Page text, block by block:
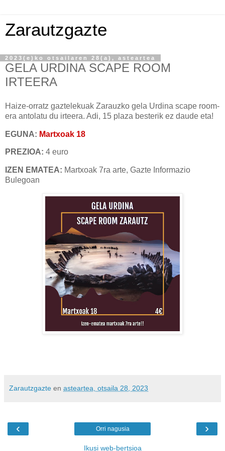
Zarautzgazte
2023(e)ko otsailaren 28(a), asteartea
GELA URDINA SCAPE ROOM
IRTEERA
Haize-orratz gaztelekuak Zarauzko gela Urdina scape room-
era antolatu du irteera. Adi, 15 plaza besterik ez daude eta!
EGUNA: Martxoak 18
PREZIOA: 4 euro
IZEN EMATEA: Martxoak 7ra arte, Gazte Informazio
Bulegoan
Zarautzgazte en asteartea, otsaila 28, 2023
‹ ›
Orri nagusia
Ikusi web-bertsioa